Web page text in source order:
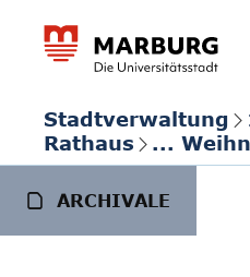
Stadtverwaltung
Rathaus
...
ARCHIVALE